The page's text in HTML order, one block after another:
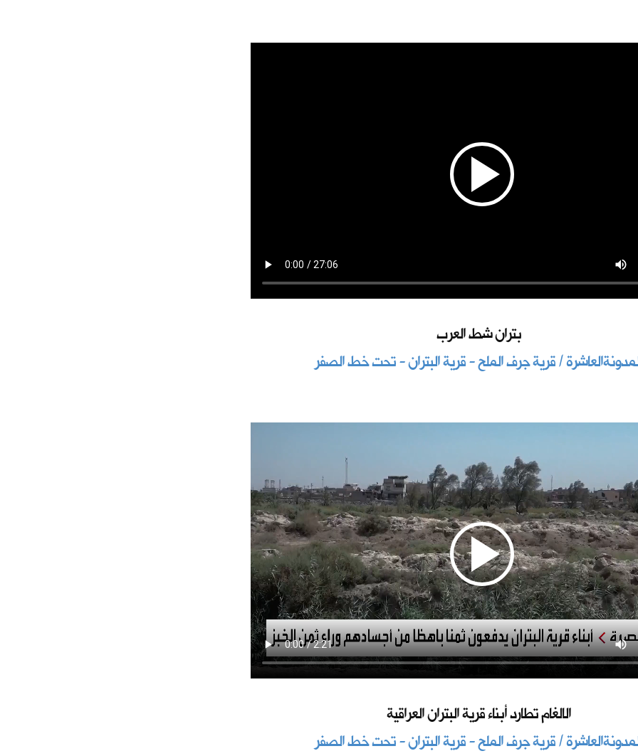
بتران شط العرب
/ قرية جرف الملح - قرية البتران - تحت خط الصفر
الالغام تطارد أبناء قرية البتران العراقية
/ قرية جرف الملح - قرية البتران - تحت خط الصفر